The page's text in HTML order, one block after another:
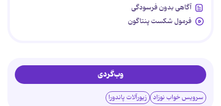
آگاهی بدون فرسودگی
فرمول شکست پنتاگون
وب‌گردی
سرویس خواب نوزاد زیورآلات پاندورا